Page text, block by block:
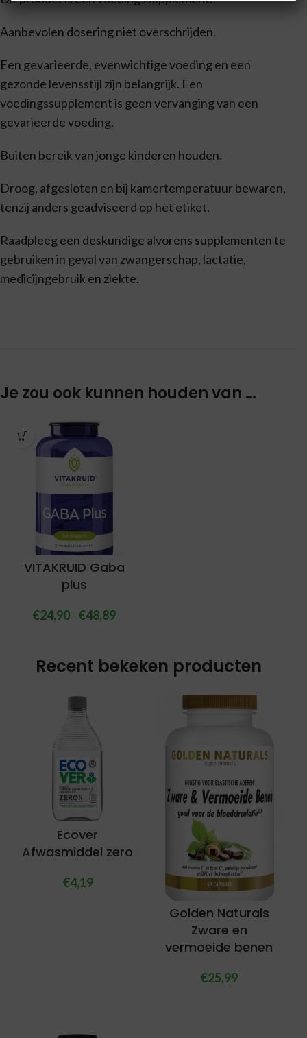
Aanbevolen dosering niet overschrijden.
Een gevarieerde, evenwichtige voeding en een
gezonde levensstijl zijn belangrijk. Een
voedingssupplement is geen vervanging van een
gevarieerde voeding.
Buiten bereik van jonge kinderen houden.
Droog, afgesloten en bij kamertemperatuur bewaren,
tenzij anders geadviseerd op het etiket.
Raadpleeg een deskundige alvorens supplementen te
gebruiken in geval van zwangerschap, lactatie,
medicijngebruik en ziekte.
Je zou ook kunnen houden van …
VITAKRUID Gaba
plus
€24,90- €48,89
Recent bekeken producten
Ecover
Afwasmiddel zero
€4,19
Golden Naturals
Zware en
vermoeide benen
€25,99